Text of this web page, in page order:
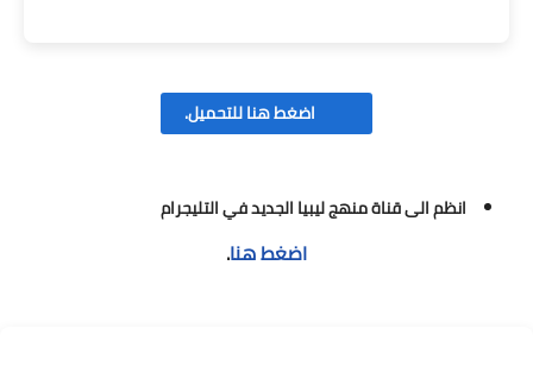
اضغط هنا للتحميل.
انظم الى قناة منهج ليبيا الجديد في التليجرام
اضغط هنا.